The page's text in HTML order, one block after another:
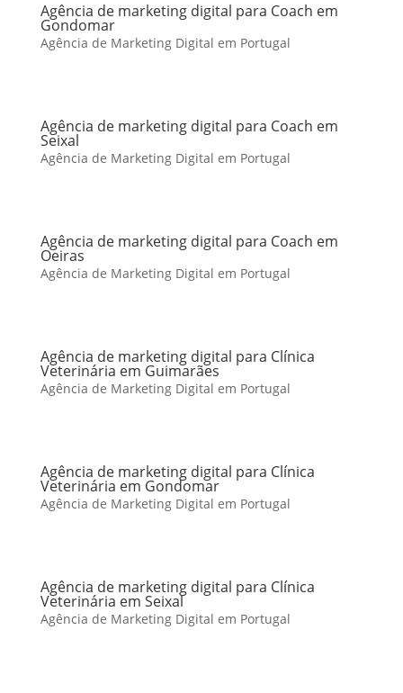
Agência de marketing digital para Coach em
Gondomar
Agência de Marketing Digital em Portugal
Agência de marketing digital para Coach em
Seixal
Agência de Marketing Digital em Portugal
Agência de marketing digital para Coach em
Oeiras
Agência de Marketing Digital em Portugal
Agência de marketing digital para Clínica
Veterinária em Guimarães
Agência de Marketing Digital em Portugal
Agência de marketing digital para Clínica
Veterinária em Gondomar
Agência de Marketing Digital em Portugal
Agência de marketing digital para Clínica
Veterinária em Seixal
Agência de Marketing Digital em Portugal